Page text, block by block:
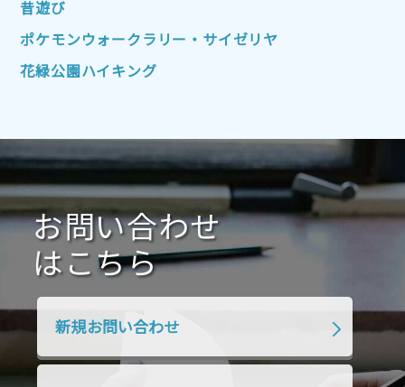
2022年1月 2021年12月 2021年11月
2021年10月 2021年9月
2021年1月 2020年12月 2020年11月
2020年10月 2020年9月 2020年8月
2020年7月 2020年6月 2020年5月
2020年4月 2020年3月 2020年2月
2019年9月
2019年4月
昔遊び
ポケモンウォークラリー・サイゼリヤ
花緑公園ハイキング
お問い合わせ
はこちら
新規お問い合わせ